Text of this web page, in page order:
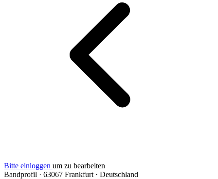
Bitte einloggen um zu bearbeiten
Bandprofil · 63067 Frankfurt · Deutschland